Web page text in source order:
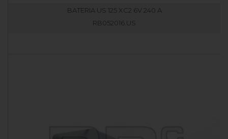
BATERIA US 125 XC2 6V 240 A
RB052016.US